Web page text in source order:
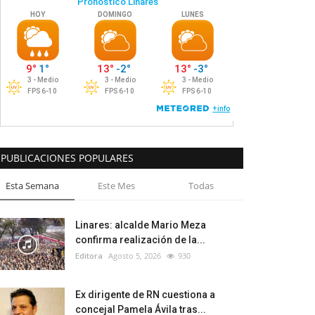
PUBLICACIONES POPULARES
Esta Semana Este Mes Todas
Linares: alcalde Mario Meza
confirma realización de la...
Editora Agosto 5, 2026 930
Ex dirigente de RN cuestiona a
concejal Pamela Ávila tras...